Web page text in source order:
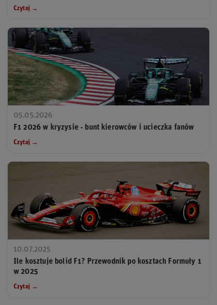
Czytaj →
05.05.2026
F1 2026 w kryzysie - bunt kierowców i ucieczka fanów
Czytaj →
10.07.2025
Ile kosztuje bolid F1? Przewodnik po kosztach Formuły 1
w 2025
Czytaj →